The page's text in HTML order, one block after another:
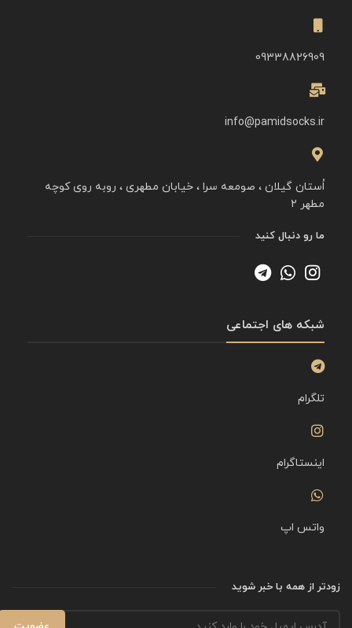
09338826909
info@pamidsocks.ir
اُستان گیلان ، صومعه سرا ، خیابان مطهری ، روبه روی کوچه
مطهر ۲
ما رو دنبال کنید
شبکه های اجتماعی
تلگرام
اینستاگرام
واتس اپ
زودتر از همه با خبر شوید